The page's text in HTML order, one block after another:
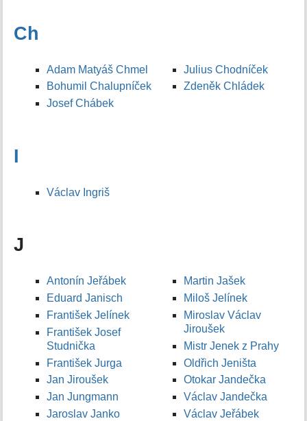
Ch
Adam Matyáš Chmel
Bohumil Chalupníček
Josef Chábek
Julius Chodníček
Zdeněk Chládek
I
Václav Ingriš
J
Antonín Jeřábek
Eduard Janisch
František Jelínek
František Josef
Studnička
František Jurga
Jan Jiroušek
Jan Jungmann
Jaroslav Janko
Martin Jašek
Miloš Jelínek
Miroslav Václav
Jiroušek
Mistr Jenek z Prahy
Oldřich Jeništa
Otokar Jandečka
Václav Jandečka
Václav Jeřábek